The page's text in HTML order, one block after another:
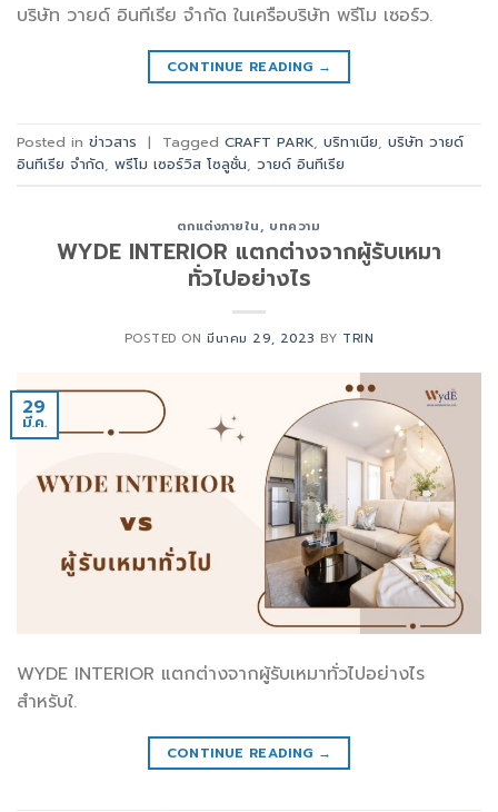
บริษัท วายด์ อินทีเรีย จำกัด ในเครือบริษัท พรีโม เซอร์ว.
CONTINUE READING →
Posted in ข่าวสาร | Tagged CRAFT PARK, บริทาเนีย, บริษัท วายด์
อินทีเรีย จำกัด, พรีโม เซอร์วิส โซลูชั่น, วายด์ อินทีเรีย
ตกแต่งภายใน, บทความ
WYDE INTERIOR แตกต่างจากผู้รับเหมา
ทั่วไปอย่างไร
POSTED ONมีนาคม 29, 2023 BY TRIN
29
มี.ค.
WYDE INTERIOR แตกต่างจากผู้รับเหมาทั่วไปอย่างไร
สำหรับใ.
CONTINUE READING →